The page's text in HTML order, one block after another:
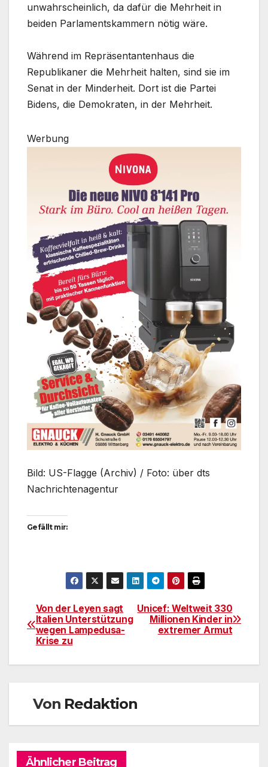
unwahrscheinlich, da dafür die Mehrheit in
beiden Parlamentskammern nötig wäre.
Während im Repräsentantenhaus die
Republikaner die Mehrheit halten, sind sie im
Senat in der Minderheit. Dort ist die Partei
Bidens, die Demokraten, in der Mehrheit.
Werbung
Bild: US-Flagge (Archiv) / Foto: über dts
Nachrichtenagentur
Gefällt mir:
Beitragsnavigation
Unicef: Weltweit 330
Millionen Kinder in
extremer Armut
Von der Leyen sagt
Italien Unterstützung
wegen Lampedusa-
Krise zu
Von Redaktion
Ähnlicher Beitrag